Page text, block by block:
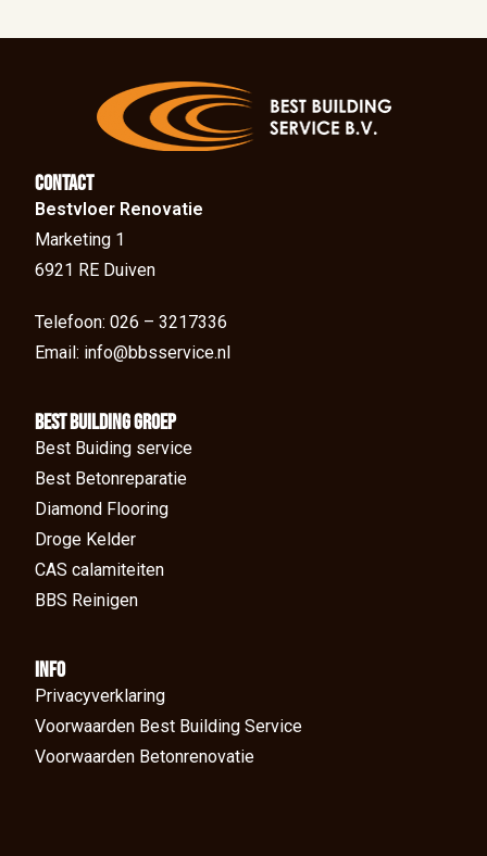
Contact
Bestvloer Renovatie
Marketing 1
6921 RE Duiven
Telefoon: 026 – 3217336
Email: info@bbsservice.nl
BEst Building groep
Best Buiding service
Best Betonreparatie
Diamond Flooring
Droge Kelder
CAS calamiteiten
BBS Reinigen
Info
Privacyverklaring
Voorwaarden Best Building Service
Voorwaarden Betonrenovatie